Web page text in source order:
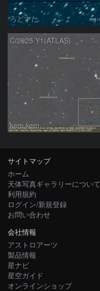
ろどすた
C/2025 Y1(ATLAS)
kem.kem
サイトマップ
ホーム
天体写真ギャラリーについて
利用規約
ログイン/新規登録
お問い合わせ
会社情報
アストロアーツ
製品情報
星ナビ
星空ガイド
オンラインショップ